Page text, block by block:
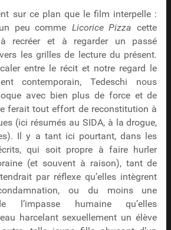
sur ce plan que le film interpelle :
peu comme Licorice Pizza cette
à recréer et à regarder un passé
les grilles de lecture du présent.
entre le récit et notre regard le
contemporain, Tedeschi nous
avec bien plus de force et de
ferait tout effort de reconstitution à
(ici résumés au SIDA, à la drogue,
Il y a tant ici pourtant, dans les
qui soit propre à faire hurler
(et souvent à raison), tant de
par réflexe qu’elles intègrent
ou du moins une
l’impasse humaine qu’elles
harcelant sexuellement un élève